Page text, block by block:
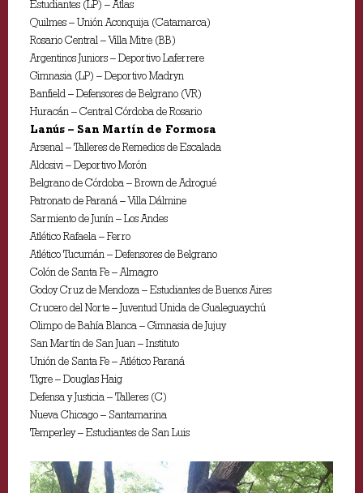
Estudiantes (LP) – Atlas
Quilmes – Unión Aconquija (Catamarca)
Rosario Central – Villa Mitre (BB)
Argentinos Juniors – Deportivo Laferrere
Gimnasia (LP) – Deportivo Madryn
Banfield – Defensores de Belgrano (VR)
Huracán – Central Córdoba de Rosario
Lanús – San Martín de Formosa
Arsenal – Talleres de Remedios de Escalada
Aldosivi – Deportivo Morón
Belgrano de Córdoba – Brown de Adrogué
Patronato de Paraná – Villa Dálmine
Sarmiento de Junín – Los Andes
Atlético Rafaela – Ferro
Atlético Tucumán – Defensores de Belgrano
Colón de Santa Fe – Almagro
Godoy Cruz de Mendoza – Estudiantes de Buenos Aires
Crucero del Norte – Juventud Unida de Gualeguaychú
Olimpo de Bahía Blanca – Gimnasia de Jujuy
San Martín de San Juan – Instituto
Unión de Santa Fe – Atlético Paraná
Tigre – Douglas Haig
Defensa y Justicia – Talleres (C)
Nueva Chicago – Santamarina
Temperley – Estudiantes de San Luis